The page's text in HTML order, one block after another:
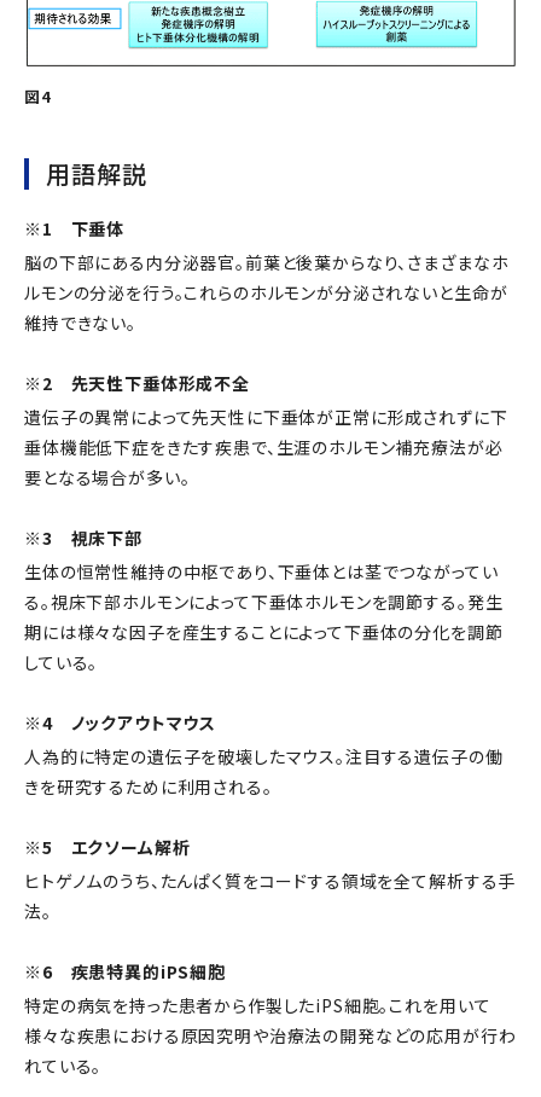
図4
用語解説
※1 下垂体
脳の下部にある内分泌器官。前葉と後葉からなり、さまざまなホ
ルモンの分泌を行う。これらのホルモンが分泌されないと生命が
維持できない。
※2 先天性下垂体形成不全
遺伝子の異常によって先天性に下垂体が正常に形成されずに下
垂体機能低下症をきたす疾患で、生涯のホルモン補充療法が必
要となる場合が多い。
※3 視床下部
生体の恒常性維持の中枢であり、下垂体とは茎でつながってい
る。視床下部ホルモンによって下垂体ホルモンを調節する。発生
期には様々な因子を産生することによって下垂体の分化を調節
している。
※4 ノックアウトマウス
人為的に特定の遺伝子を破壊したマウス。注目する遺伝子の働
きを研究するために利用される。
※5 エクソーム解析
ヒトゲノムのうち、たんぱく質をコードする領域を全て解析する手
法。
※6 疾患特異的iPS細胞
特定の病気を持った患者から作製したiPS細胞。これを用いて
様々な疾患における原因究明や治療法の開発などの応用が行わ
れている。